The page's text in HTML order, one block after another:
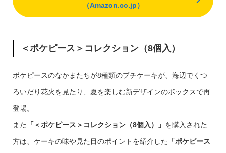
（Amazon.co.jp）
＜ポケピース＞コレクション（8個入）
ポケピースのなかまたちが8種類のプチケーキが、海辺でくつ
ろいだり花火を見たり、夏を楽しむ新デザインのボックスで再
登場。
また 「＜ポケピース＞コレクション（8個入）」 を購入された
方は、ケーキの味や見た目のポイントを紹介した 「ポケピース